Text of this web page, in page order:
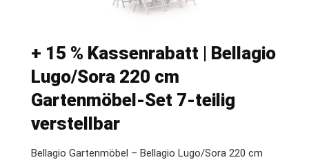
+ 15 % Kassenrabatt | Bellagio
Lugo/Sora 220 cm
Gartenmöbel-Set 7-teilig
verstellbar
Bellagio Gartenmöbel – Bellagio Lugo/Sora 220 cm